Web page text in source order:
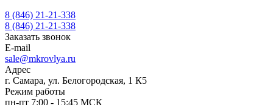
8 (846) 21-21-338
8 (846) 21-21-338
Заказать звонок
E-mail
sale@mkrovlya.ru
Адрес
г. Самара, ул. Белогородская, 1 К5
Режим работы
пн-пт 7:00 - 15:45 МСК